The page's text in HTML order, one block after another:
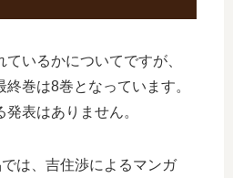
いるかについてですが、
終巻は8巻となっています。
表はありません。
は、吉住渉によるマンガ